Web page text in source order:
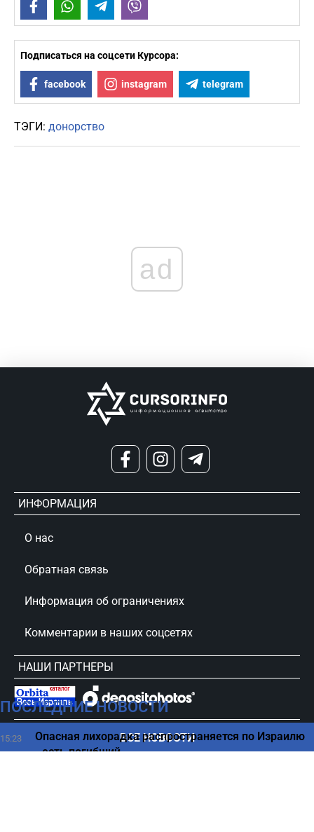
FacebookWhatsAppTelegram
Подписаться на соцсети Курсора:
facebook instagram telegram
ТЭГИ: донорство
ПОСЛЕДНИЕ НОВОСТИ
15:23
Опасная лихорадка распространяется по Израилю
- есть погибший
ВСЕ НОВОСТИ
ad
ИНФОРМАЦИЯ
О нас
Обратная связь
Информация об ограничениях
Комментарии в наших соцсетях
НАШИ ПАРТНЕРЫ
сursorinfo.co.il © Все права защищены